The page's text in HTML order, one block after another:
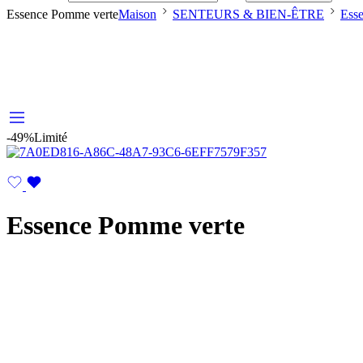
Essence Pomme verteMaison SENTEURS & BIEN-ÊTRE
-49%Limité
Essence Pomme verte